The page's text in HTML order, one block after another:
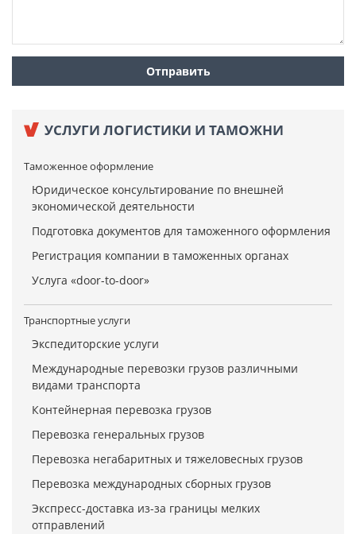
УСЛУГИ ЛОГИСТИКИ И ТАМОЖНИ
Таможенное оформление
Юридическое консультирование по внешней
экономической деятельности
Подготовка документов для таможенного оформления
Регистрация компании в таможенных органах
Услуга «door-to-door»
Транспортные услуги
Экспедиторские услуги
Международные перевозки грузов различными
видами транспорта
Контейнерная перевозка грузов
Перевозка генеральных грузов
Перевозка негабаритных и тяжеловесных грузов
Перевозка международных сборных грузов
Экспресс-доставка из-за границы мелких
отправлений